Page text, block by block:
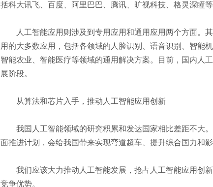
括科大讯飞、百度、阿里巴巴、腾讯、旷视科技、格灵深瞳等
人工智能应用则涉及到专用应用和通用应用两个方面。其
用的大多数应用，包括各领域的人脸识别、语音识别、智能
智能农业、智能医疗等领域的通用解决方案。目前，国内人
展阶段。
从算法和芯片入手，推动人工智能应用创新
我国人工智能领域的研究积累和发达国家相比差距不大。
面推进计划，会给我国带来实现弯道超车、提升综合国力和影
我们应该大力推动人工智能发展，抢占人工智能应用创
竞争优势。